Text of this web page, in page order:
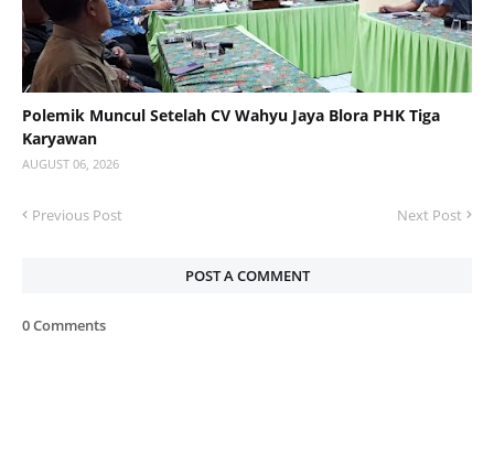
Polemik Muncul Setelah CV Wahyu Jaya Blora PHK Tiga
Karyawan
AUGUST 06, 2026
Previous Post Next Post
POST A COMMENT
0 Comments